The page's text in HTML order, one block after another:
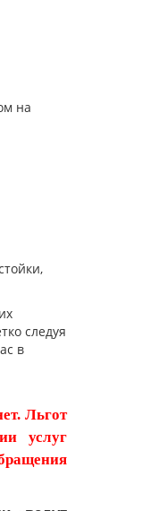
на
следуя
в
Льгот
услуг